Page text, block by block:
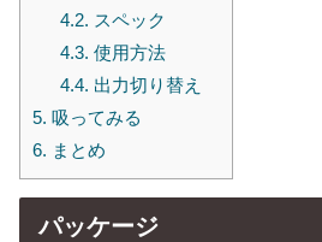
4.2. スペック
4.3. 使用方法
4.4. 出力切り替え
5. 吸ってみる
6. まとめ
パッケージ